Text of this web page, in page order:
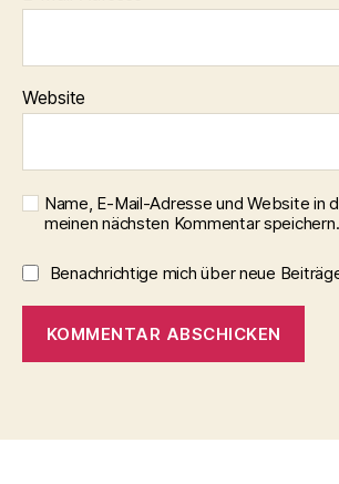
Website
Name, E-Mail-Adresse und Website in
meinen nächsten Kommentar speichern.
Benachrichtige mich über neue